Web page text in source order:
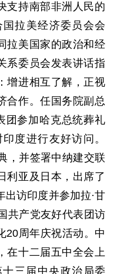
支持南部非洲人民的
拉美经济委员会会
拉美国家的政治和经
系委员会发表讲话指
增进相互了解，正视
合作。任国务院副总
团参加哈克总统葬礼
度进行友好访问。
，并签署中纳建交联
利亚及日本，出席了
出访印度并参加拉·甘
共产党友好代表团访
20周年庆祝活动。中
在十二届五中全会上
三届中央政治局委